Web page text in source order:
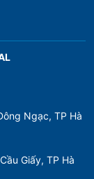
Ngạc, TP Hà
Giấy, TP Hà